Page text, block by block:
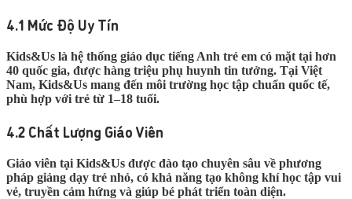
4.1 Mức Độ Uy Tín
Kids&Us là hệ thống giáo dục tiếng Anh trẻ em có mặt tại hơn
40 quốc gia, được hàng triệu phụ huynh tin tưởng. Tại Việt
Nam, Kids&Us mang đến môi trường học tập chuẩn quốc tế,
phù hợp với trẻ từ 1–18 tuổi.
4.2 Chất Lượng Giáo Viên
Giáo viên tại Kids&Us được đào tạo chuyên sâu về phương
pháp giảng dạy trẻ nhỏ, có khả năng tạo không khí học tập vui
vẻ, truyền cảm hứng và giúp bé phát triển toàn diện.